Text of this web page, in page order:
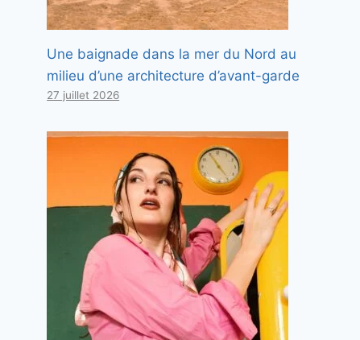
Une baignade dans la mer du Nord au
milieu d’une architecture d’avant-garde
27 juillet 2026